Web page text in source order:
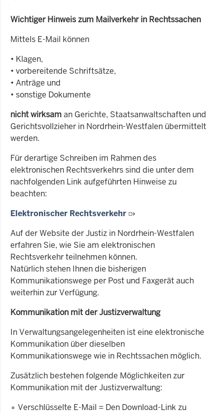
Wichtiger Hinweis zum Mailverkehr in Rechtssachen
Mittels E-Mail können
• Klagen,
• vorbereitende Schriftsätze,
• Anträge und
• sonstige Dokumente
nicht wirksaman Gerichte, Staatsanwaltschaften und
Gerichtsvollzieher in Nordrhein-Westfalen übermittelt
werden.
Für derartige Schreiben im Rahmen des
elektronischen Rechtsverkehrs sind die unter dem
nachfolgenden Link aufgeführten Hinweise zu
beachten:
Elektronischer Rechtsverkehr
Auf der Website der Justiz in Nordrhein-Westfalen
erfahren Sie, wie Sie am elektronischen
Rechtsverkehr teilnehmen können.
Natürlich stehen Ihnen die bisherigen
Kommunikationswege per Post und Faxgerät auch
weiterhin zur Verfügung.
Kommunikation mit der Justizverwaltung
In Verwaltungsangelegenheiten ist eine elektronische
Kommunikation über dieselben
Kommunikationswege wie in Rechtssachen möglich.
Zusätzlich bestehen folgende Möglichkeiten zur
Kommunikation mit der Justizverwaltung:
Verschlüsselte E-Mail = Den Download-Link zu